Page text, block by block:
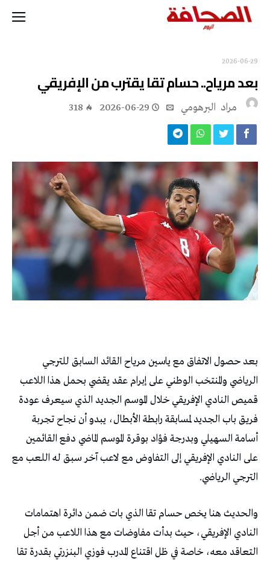
2026-06-29
بعد مرياح.. حسام تقا يقترب من الإفريقي
مراد‭ ‬ البرهومي 2026-06-29
318
بعد حصول الاتفاق مع ياسين مرياح القائد السابق للترجي
الرياضي والمنتخب الوطني على إبرام عقد يقضي بحمل هذا اللاعب
قميص النادي الإفريقي خلال الموسم الجديد الذي سيعرف عودة
فريق باب الجديد لمسابقة رابطة الأبطال، يبدو أن نجاح تجربة
أسامة السهيلي وبدرجة فؤاد بوقرة الموسم الماضي دفع القائمين
على النادي الإفريقي إلى التفاوض مع لاعب آخر سبق له اللعب مع
الترجي الرياضي.
والحديث هنا يخص حسام تقا الذي بات ضمن دائرة اهتمامات
النادي الإفريقي، حيث بدأت مفاوضات مع هذا اللاعب من أجل
التعاقد معه، خاصة في ظل اقتناع المدرب فوزي البنزرتي بقدرة تقا